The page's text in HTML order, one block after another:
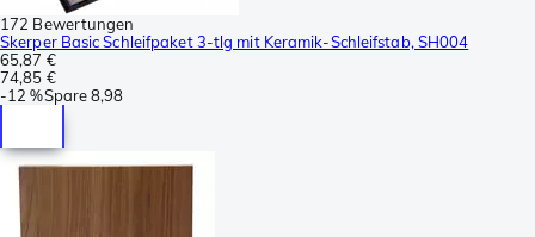
172 Bewertungen
Skerper Basic Schleifpaket 3-tlg mit Keramik-Schleifstab, SH004
65,87 €
74,85 €
-12 %Spare8,98